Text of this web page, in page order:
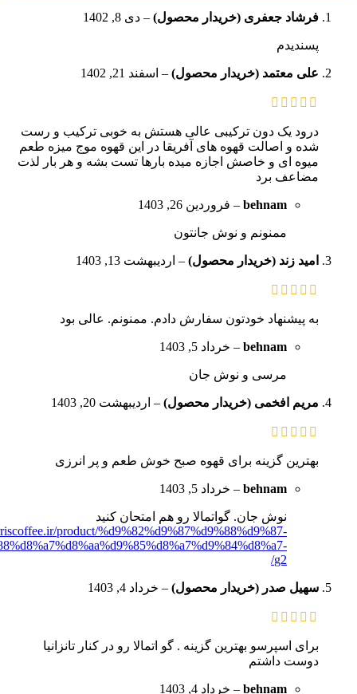
فرشاد جعفری (خریدار محصول) – دی 8, 1402
پسندیدم
علی معتمد (خریدار محصول) – اسفند 21, 1402
درود یک دون ترکیبی عالی هستش به خوبی ترکیب و رست
شده و اصالت قهوه های آفریقا در این قهوه موج میزه طعم
میوه ای و خاصش اجازه میده بارها تست بشه و هر بار لذت
مضاعف برد
behnam
– فروردین 26, 1403
ممنونم و نوش جانتون
امید زند (خریدار محصول) – اردیبهشت 13, 1403
به پیشنهاد خودتون سفارش دادم. ممنونم. عالی بود
behnam
– خرداد 5, 1403
مرسی و نوش جان
مریم افخمی (خریدار محصول) – اردیبهشت 20, 1403
بهترین گزینه برای قهوه صبح خوش طعم و پر انرزی
behnam
– خرداد 5, 1403
نوش جان. گواتمالا رو هم امتحان کنید
product/%d9%82%d9%87%d9%88%d9%87-
g2/
سهیل صدر (خریدار محصول) – خرداد 4, 1403
برای اسپرسو بهترین گزینه . گو اتمالا رو در کنار تانزانیا
دوست داشتم
behnam
– خرداد 4, 1403